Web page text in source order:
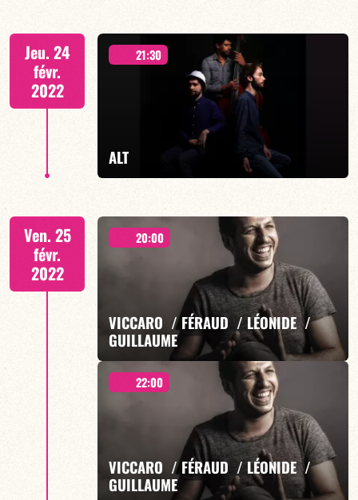
Jeu. 24
févr.
2022
21:30
ALT
EN SAVOIR PLUS
Ven. 25
févr.
2022
20:00
VICCARO / FÉRAUD / LÉONIDE /
GUILLAUME
22:00
VICCARO / FÉRAUD / LÉONIDE /
GUILLAUME